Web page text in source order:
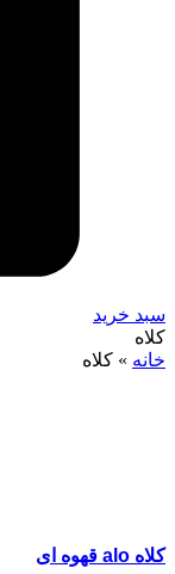
سبد خرید
کلاه
خانه » کلاه
کلاه alo قهوه ای